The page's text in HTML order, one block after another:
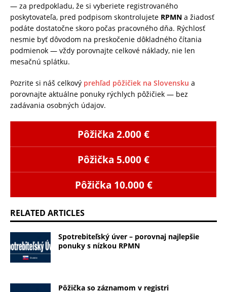
— za predpokladu, že si vyberiete registrovaného
poskytovateľa, pred podpisom skontrolujete RPMN a žiadosť
podáte dostatočne skoro počas pracovného dňa. Rýchlosť
nesmie byť dôvodom na preskočenie dôkladného čítania
podmienok — vždy porovnajte celkové náklady, nie len
mesačnú splátku.
Pozrite si náš celkový prehľad pôžičiek na Slovensku a
porovnajte aktuálne ponuky rýchlych pôžičiek — bez
zadávania osobných údajov.
Pôžička 2.000 €
Pôžička 5.000 €
Pôžička 10.000 €
RELATED ARTICLES
Spotrebiteľský úver – porovnaj najlepšie
ponuky s nízkou RPMN
Pôžička so záznamom v registri